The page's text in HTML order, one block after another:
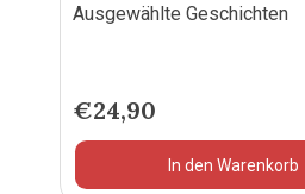
Ausgewählte Geschichten
€24,90
In den Warenkorb